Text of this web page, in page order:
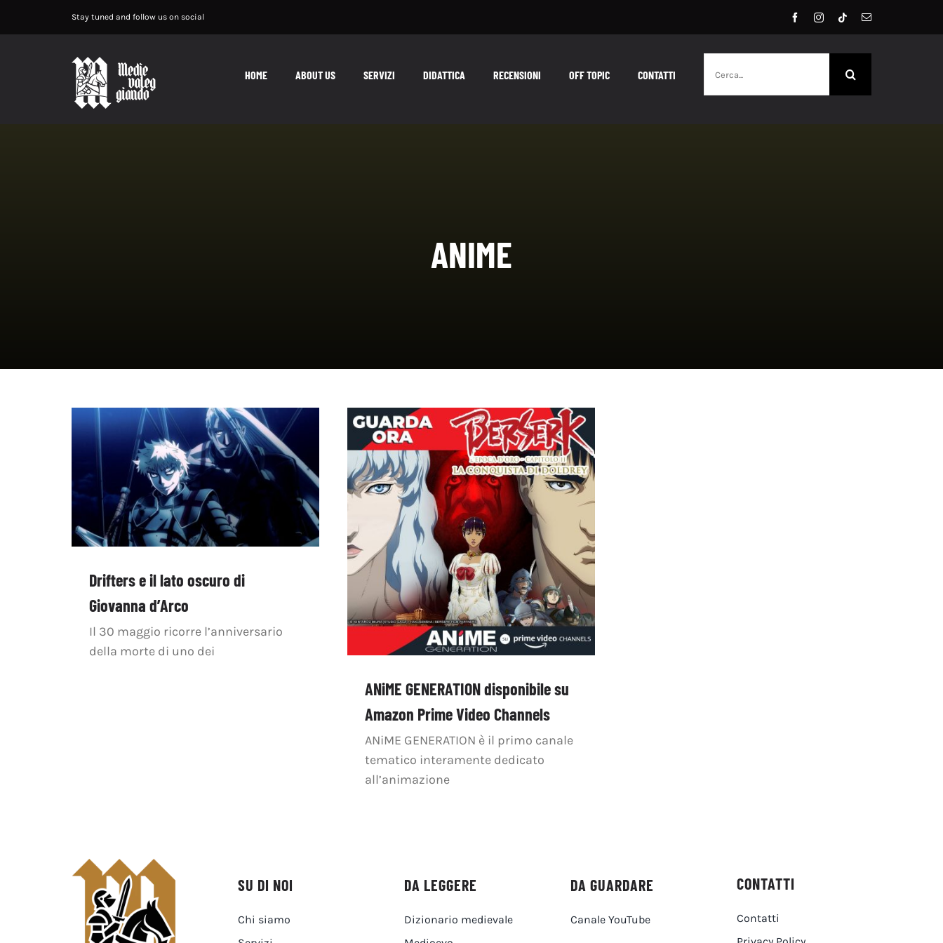
Stay tuned and follow us on social
HOME ABOUT US SERVIZI DIDATTICA RECENSIONI OFF TOPIC CONTATTI
per:
ANIME
Drifters e il lato oscuro di
Giovanna d’Arco
Il 30 maggio ricorre l’anniversario
della morte di uno dei
ANiME GENERATION disponibile su
Amazon Prime Video Channels
ANiME GENERATION è il primo canale
tematico interamente dedicato
all’animazione
SU DI NOI
Chi siamo
DA LEGGERE
Dizionario medievale
DA GUARDARE
Canale YouTube
CONTATTI
Contatti